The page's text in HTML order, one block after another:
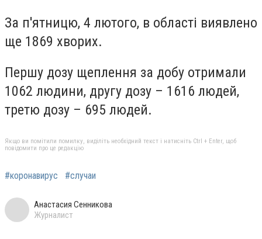
За п'ятницю, 4 лютого, в області виявлено
ще 1869 хворих.
Першу дозу щеплення за добу отримали
1062 людини, другу дозу – 1616 людей,
третю дозу – 695 людей.
Якщо ви помітили помилку, виділіть необхідний текст і натисніть Ctrl + Enter, щоб
повідомити про це редакцію
#коронавирус #случаи
Анастасия Сенникова
Журналист